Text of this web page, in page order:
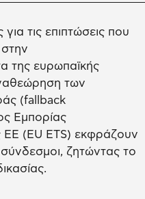
τις επιπτώσεις που
στην
της ευρωπαϊκής
των
(fallback
Εμπορίας
(EU ETS) εκφράζουν
σύνδεσμοι, ζητώντας το